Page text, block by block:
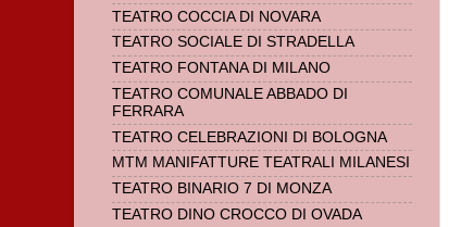
TEATRO COCCIA DI NOVARA
TEATRO SOCIALE DI STRADELLA
TEATRO FONTANA DI MILANO
TEATRO COMUNALE ABBADO DI
FERRARA
TEATRO CELEBRAZIONI DI BOLOGNA
MTM MANIFATTURE TEATRALI MILANESI
TEATRO BINARIO 7 DI MONZA
TEATRO DINO CROCCO DI OVADA